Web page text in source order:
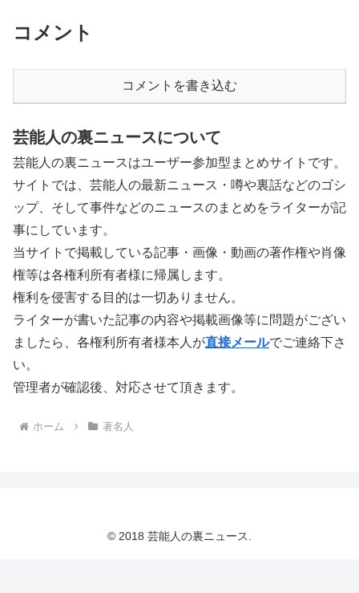
コメント
コメントを書き込む
芸能人の裏ニュースについて
芸能人の裏ニュースはユーザー参加型まとめサイトです。
サイトでは、芸能人の最新ニュース・噂や裏話などのゴシ
ップ、そして事件などのニュースのまとめをライターが記
事にしています。
当サイトで掲載している記事・画像・動画の著作権や肖像
権等は各権利所有者様に帰属します。
権利を侵害する目的は一切ありません。
ライターが書いた記事の内容や掲載画像等に問題がござい
ましたら、各権利所有者様本人が直接メールでご連絡下さ
い。
管理者が確認後、対応させて頂きます。
ホーム 著名人
© 2018 芸能人の裏ニュース.